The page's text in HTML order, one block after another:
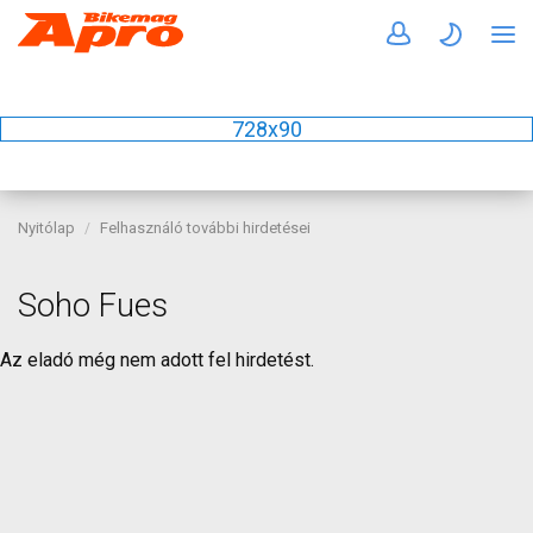
728x90
Nyitólap Felhasználó további hirdetései
Soho Fues
Az eladó még nem adott fel hirdetést.